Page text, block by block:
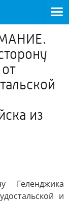
из
Геленджика
и